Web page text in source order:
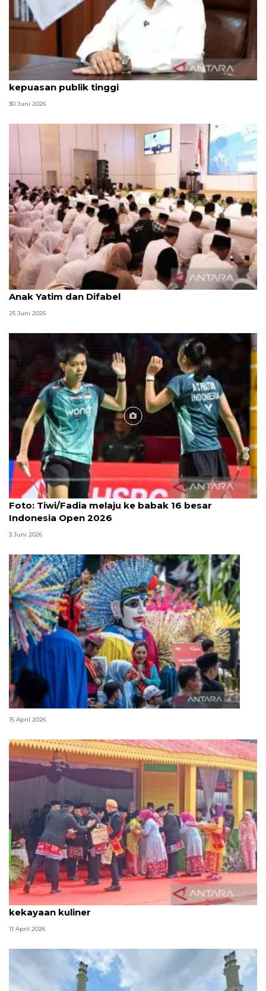
Qodari: Pemerintah tak puas diri meski tingkat
kepuasan publik tinggi
30 Juni 2026
Menag jadikan setiap 10 Muharam sebagai Lebaran
Anak Yatim dan Difabel
25 Juni 2026
Foto
Foto: Tiwi/Fadia melaju ke babak 16 besar
Indonesia Open 2026
3 Juni 2026
Lebaran Betawi, harmoni tradisi dan kota global
15 April 2026
Tradisi hantaran Lebaran Betawi simbol bakti dan
kekayaan kuliner
11 April 2026